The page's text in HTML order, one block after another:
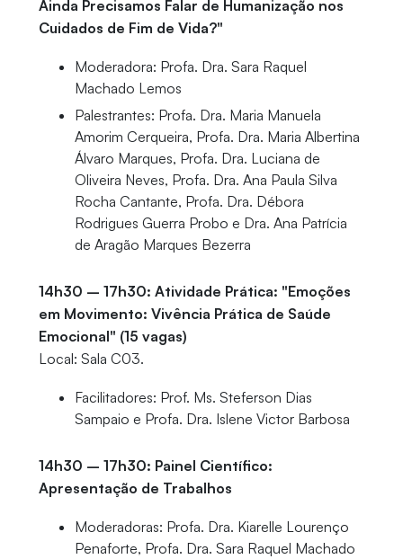
Ainda Precisamos Falar de Humanização nos
Cuidados de Fim de Vida?"
Moderadora: Profa. Dra. Sara Raquel
Machado Lemos
Palestrantes: Profa. Dra. Maria Manuela
Amorim Cerqueira, Profa. Dra. Maria Albertina
Álvaro Marques, Profa. Dra. Luciana de
Oliveira Neves, Profa. Dra. Ana Paula Silva
Rocha Cantante, Profa. Dra. Débora
Rodrigues Guerra Probo e Dra. Ana Patrícia
de Aragão Marques Bezerra
14h30 – 17h30: Atividade Prática: "Emoções
em Movimento: Vivência Prática de Saúde
Emocional" (15 vagas)
Local: Sala C03.
Facilitadores: Prof. Ms. Steferson Dias
Sampaio e Profa. Dra. Islene Victor Barbosa
14h30 – 17h30: Painel Científico:
Apresentação de Trabalhos
Moderadoras: Profa. Dra. Kiarelle Lourenço
Penaforte, Profa. Dra. Sara Raquel Machado